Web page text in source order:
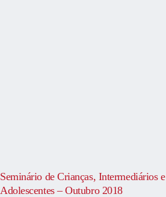
Seminário de Crianças, Intermediários e
Adolescentes – Outubro 2018